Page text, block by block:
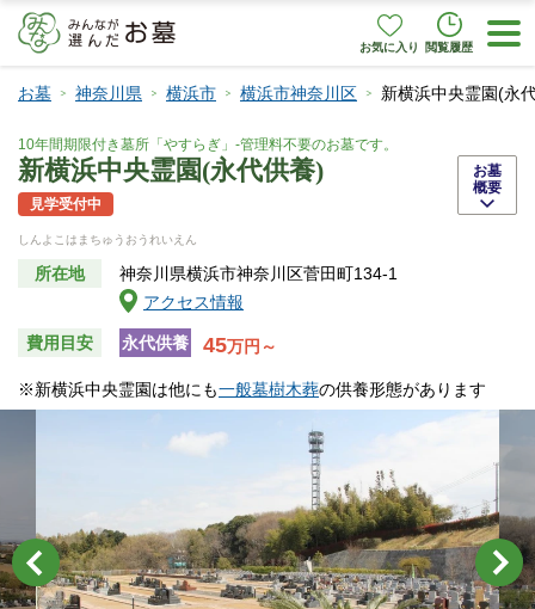
お気に入り 閲覧履歴
お墓 神奈川県 横浜市 横浜市神奈川区 新横浜中央霊園(永
10年間期限付き墓所「やすらぎ」-管理料不要のお墓です。
新横浜中央霊園(永代供養)
見学受付中
しんよこはまちゅうおうれいえん
所在地
神奈川県横浜市神奈川区菅田町134-1
アクセス情報
費用目安 永代供養 45万円～
※新横浜中央霊園は他にも一般墓樹木葬の供養形態があります
お墓
概要